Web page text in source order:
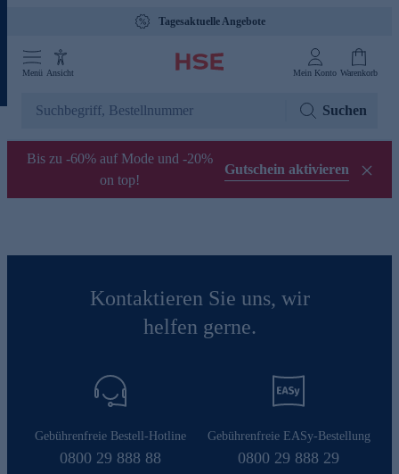
Tagesaktuelle Angebote
Menü Ansicht Mein Konto Warenkorb
Suchen
Bis zu -60% auf Mode und -20%
on top!
Gutschein aktivieren
Kontaktieren Sie uns, wir
helfen gerne.
Gebührenfreie Bestell-Hotline
0800 29 888 88
Gebührenfreie EASy-Bestellung
0800 29 888 29